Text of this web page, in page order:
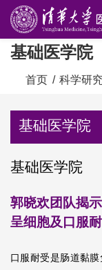
基础医学院
首页 / 科学研究
基础医学院
基础医学院
郭晓欢团队揭
呈细胞及口服
口服耐受是肠道黏